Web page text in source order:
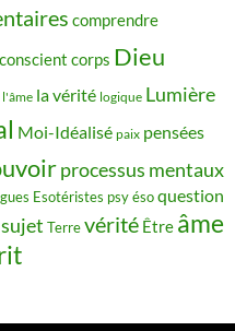
comprendre
conscient corps Dieu
l'âme la vérité logique Lumière
Moi-Idéalisé paix pensées
processus mentaux
Esotéristes psy ésoquestion
sujet Terrevérité Être âme